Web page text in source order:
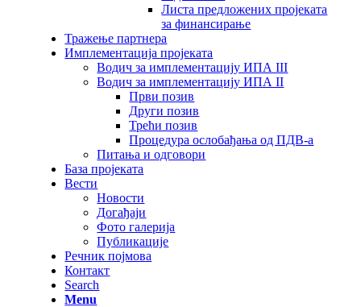
Листа предложених пројеката
за финансирање
Тражење партнера
Имплементација пројеката
Водич за имплементацију ИПА III
Водич за имплементацију ИПА II
Први позив
Други позив
Трећи позив
Процедура ослобађања од ПДВ-а
Питања и одговори
База пројеката
Вести
Новости
Догађаји
Фото галерија
Публикације
Речник појмова
Контакт
Search
Menu